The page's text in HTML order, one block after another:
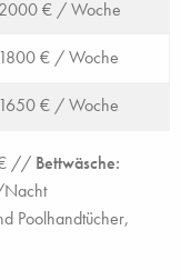
2000 € /Woche
1800 € /Woche
1650 € /Woche
€ // Bettwäsche:
Poolhandtücher,